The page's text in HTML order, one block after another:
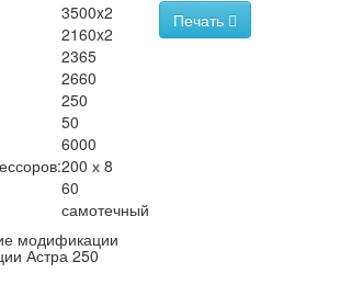
Печать
3500x2
2160x2
2365
2660
250
50
6000
200 х 8
60
самотечный
модификации
Астра 250